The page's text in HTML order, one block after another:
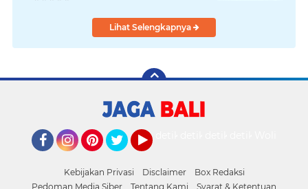
Lihat Selengkapnya
Kebijakan Privasi Disclaimer
Box Redaksi
Pedoman Media Siber
Tentang Kami Syarat & Ketentuan